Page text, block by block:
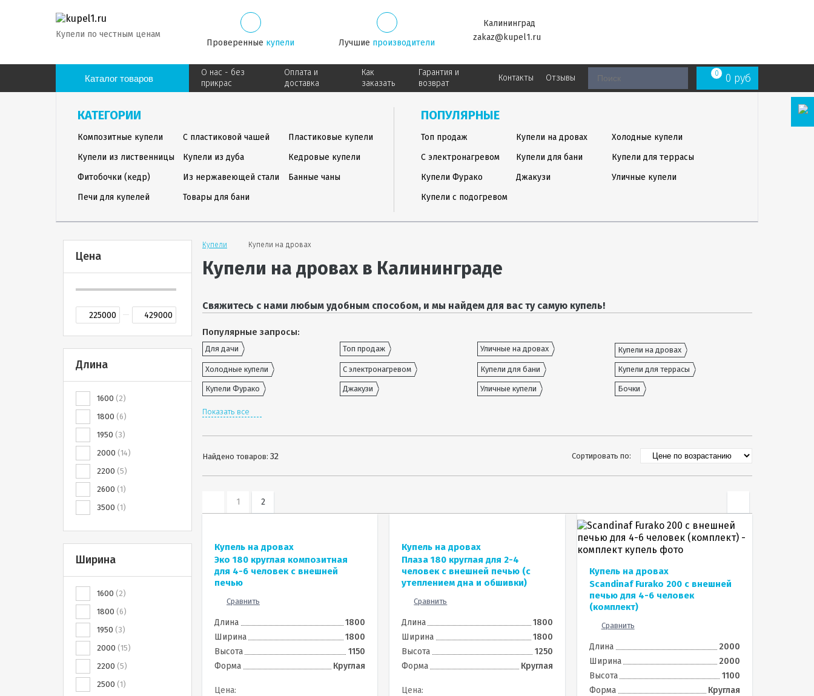
Купели по честным ценам
Проверенные купели Лучшие производители
Калининград
zakaz@kupel1.ru
Каталог товаров
О нас - без
прикрас
Оплата и
доставка
Как
заказать
Гарантия и
возврат
Контакты Отзывы 0 0 руб
КАТЕГОРИИ
Композитные купели С пластиковой чашей
Пластиковые купели
Купели из лиственницы
Купели из дуба
Кедровые купели
Фитобочки (кедр)
Из нержавеющей стали
Банные чаны
Печи для купелей
Товары для бани
ПОПУЛЯРНЫЕ
Топ продаж Купели на дровах
Холодные купели
С электронагревом
Купели для бани
Купели для террасы
Купели Фурако
Джакузи
Уличные купели
Купели с подогревом
Купели Купели на дровах
Купели на дровах в Калининграде
Цена
Длина
1600 2
1800
6
1950
3
2000 14
2200 5
2600 1
3500 1
Ширина
1600 2
1800
6
1950
3
2000 15
2200 5
2500 1
Свяжитесь с нами любым удобным способом, и мы найдем для вас ту самую купель!
Популярные запросы:
Для дачи Топ продаж Уличные на дровах Купели на дровах
Холодные купели С электронагревом Купели для бани Купели для террасы
Купели Фурако Джакузи Уличные купели Бочки
Показать все
Найдено товаров: 32 Сортировать по:
1 2
Купель на дровах
Эко 180 круглая композитная
для 4-6 человек с внешней
печью
Сравнить
Длина
1800
Ширина
1800
Высота
1150
Форма
Круглая
Цена:
Купель на дровах
Плаза 180 круглая для 2-4
человек с внешней печью (с
утеплением дна и обшивки)
Сравнить
Длина
1800
Ширина
1800
Высота
1250
Форма
Круглая
Цена:
Купель на дровах
Scandinaf Furako 200 с внешней
печью для 4-6 человек
(комплект)
Сравнить
Длина
2000
Ширина
2000
Высота
1100
Форма
Круглая